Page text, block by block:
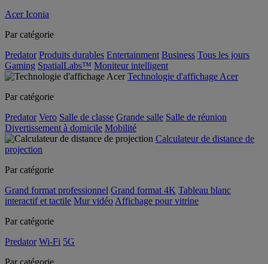
Acer Iconia
Par catégorie
Predator Produits durables Entertainment Business Tous les jours
Gaming SpatialLabs™ Moniteur intelligent
Technologie d'affichage Acer
Par catégorie
Predator Vero Salle de classe Grande salle Salle de réunion
Divertissement à domicile Mobilité
Calculateur de distance de
projection
Par catégorie
Grand format professionnel Grand format 4K Tableau blanc
interactif et tactile Mur vidéo Affichage pour vitrine
Par catégorie
Predator Wi-Fi 5G
Par catégorie